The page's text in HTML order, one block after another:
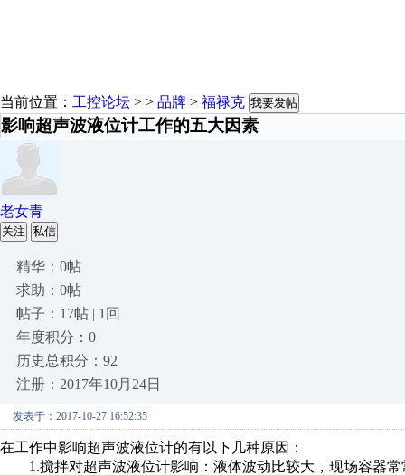
当前位置： 工控论坛 > > 品牌 > 福禄克 我要发帖
影响超声波液位计工作的五大因素
老女青
关注 私信
精华：0帖
求助：0帖
帖子：17帖 | 1回
年度积分：0
历史总积分：92
注册：2017年10月24日
发表于：2017-10-27 16:52:35
在工作中影响超声波液位计的有以下几种原因：
1.搅拌对超声波液位计影响：液体波动比较大，现场容器常